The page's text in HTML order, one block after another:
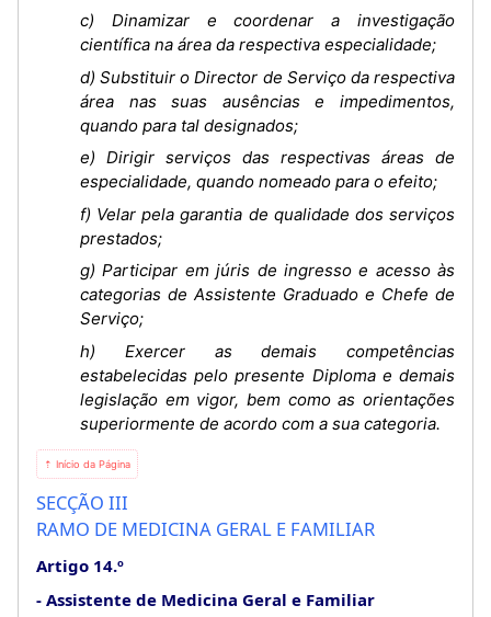
c) Dinamizar e coordenar a investigação
científica na área da respectiva especialidade;
d) Substituir o Director de Serviço da respectiva
área nas suas ausências e impedimentos,
quando para tal designados;
e) Dirigir serviços das respectivas áreas de
especialidade, quando nomeado para o efeito;
f) Velar pela garantia de qualidade dos serviços
prestados;
g) Participar em júris de ingresso e acesso às
categorias de Assistente Graduado e Chefe de
Serviço;
h) Exercer as demais competências
estabelecidas pelo presente Diploma e demais
legislação em vigor, bem como as orientações
superiormente de acordo com a sua categoria.
⇡ Início da Página
SECÇÃO III
RAMO DE MEDICINA GERAL E FAMILIAR
Artigo 14.º
Assistente de Medicina Geral e Familiar